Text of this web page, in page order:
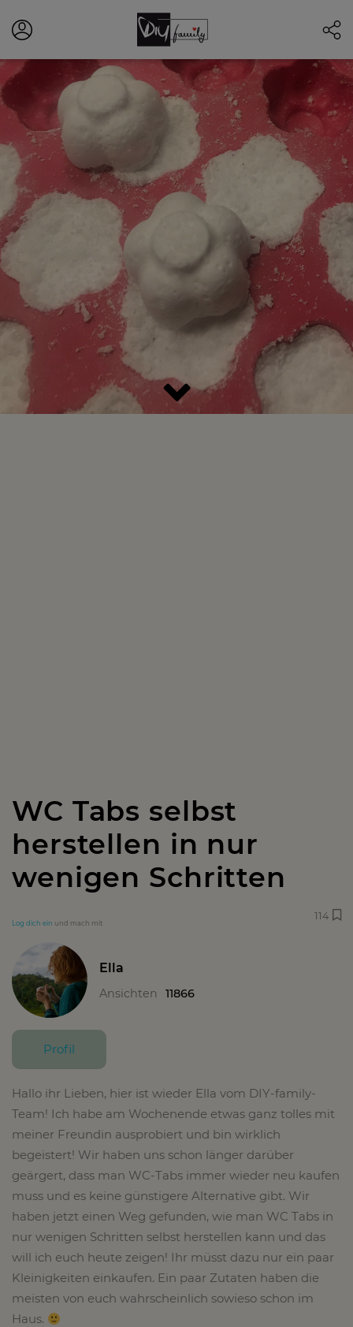
WC Tabs selbst
herstellen in nur
wenigen Schritten
Log dich ein und mach mit
114
Ella
Ansichten 11866
Profil
Hallo ihr Lieben, hier ist wieder Ella vom DIY-family-
Team! Ich habe am Wochenende etwas ganz tolles mit
meiner Freundin ausprobiert und bin wirklich
begeistert! Wir haben uns schon länger darüber
geärgert, dass man WC-Tabs immer wieder neu kaufen
muss und es keine günstigere Alternative gibt. Wir
haben jetzt einen Weg gefunden, wie man WC Tabs in
nur wenigen Schritten selbst herstellen kann und das
will ich euch heute zeigen! Ihr müsst dazu nur ein paar
Kleinigkeiten einkaufen. Ein paar Zutaten haben die
meisten von euch wahrscheinlich sowieso schon im
Haus.